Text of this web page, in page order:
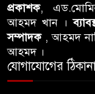
৮
৯
প্রকাশক,
আহমদ খান ।
সম্পাদক, আহমদ
আহমদ ।
যোগাযোগের